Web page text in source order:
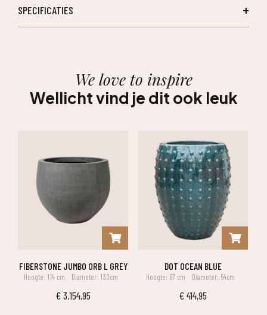
SPECIFICATIES
We love to inspire
Wellicht vind je dit ook leuk
FIBERSTONE JUMBO ORB L GREY
Hoogte: 114 cm Diameter: 133cm
€ 3.154,95
DOT OCEAN BLUE
Hoogte: 67 cm Diameter: 54cm
€ 414,95